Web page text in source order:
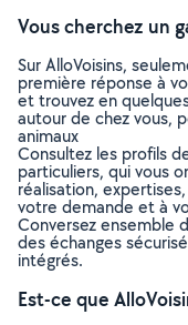
Vous cherchez un
Sur AlloVoisins,
première réponse à
et trouvez en
autour de chez vous,
animaux
Consultez les profils
particuliers, qui vous
réalisation,
votre demande et à
Conversez ensemble
des échanges
intégrés.
Est-ce que